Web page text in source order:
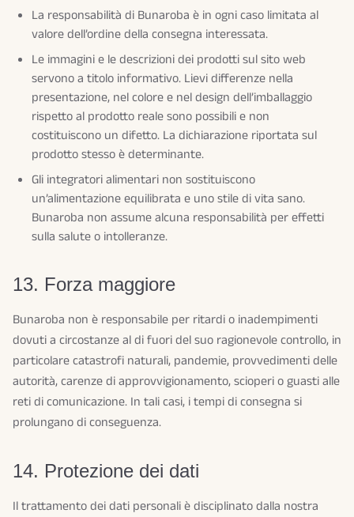
La responsabilità di Bunaroba è in ogni caso limitata al
valore dell’ordine della consegna interessata.
Le immagini e le descrizioni dei prodotti sul sito web
servono a titolo informativo. Lievi differenze nella
presentazione, nel colore e nel design dell’imballaggio
rispetto al prodotto reale sono possibili e non
costituiscono un difetto. La dichiarazione riportata sul
prodotto stesso è determinante.
Gli integratori alimentari non sostituiscono
un’alimentazione equilibrata e uno stile di vita sano.
Bunaroba non assume alcuna responsabilità per effetti
sulla salute o intolleranze.
13. Forza maggiore
Bunaroba non è responsabile per ritardi o inadempimenti
dovuti a circostanze al di fuori del suo ragionevole controllo, in
particolare catastrofi naturali, pandemie, provvedimenti delle
autorità, carenze di approvvigionamento, scioperi o guasti alle
reti di comunicazione. In tali casi, i tempi di consegna si
prolungano di conseguenza.
14. Protezione dei dati
Il trattamento dei dati personali è disciplinato dalla nostra